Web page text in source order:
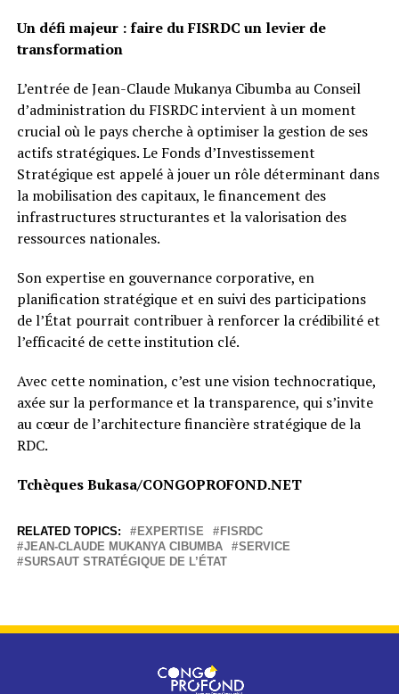
Un défi majeur : faire du FISRDC un levier de
transformation
L’entrée de Jean-Claude Mukanya Cibumba au Conseil
d’administration du FISRDC intervient à un moment
crucial où le pays cherche à optimiser la gestion de ses
actifs stratégiques. Le Fonds d’Investissement
Stratégique est appelé à jouer un rôle déterminant dans
la mobilisation des capitaux, le financement des
infrastructures structurantes et la valorisation des
ressources nationales.
Son expertise en gouvernance corporative, en
planification stratégique et en suivi des participations
de l’État pourrait contribuer à renforcer la crédibilité et
l’efficacité de cette institution clé.
Avec cette nomination, c’est une vision technocratique,
axée sur la performance et la transparence, qui s’invite
au cœur de l’architecture financière stratégique de la
RDC.
Tchèques Bukasa/CONGOPROFOND.NET
RELATED TOPICS: EXPERTISE
FISRDC
JEAN-CLAUDE MUKANYA CIBUMBA
SERVICE
SURSAUT STRATÉGIQUE DE L’ÉTAT